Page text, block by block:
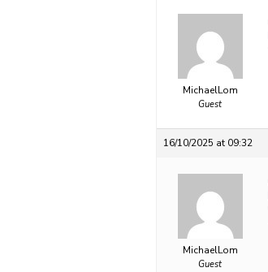
MichaelLom
Guest
16/10/2025 at 09:32
MichaelLom
Guest